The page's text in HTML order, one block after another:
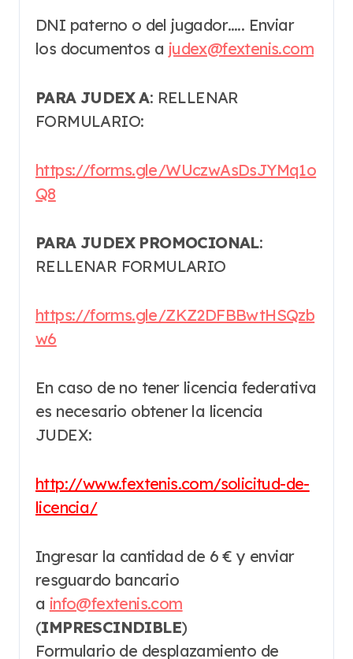
DNI paterno o del jugador….. Enviar
los documentos a judex@fextenis.com
PARA JUDEX A: RELLENAR
FORMULARIO:
https://forms.gle/WUczwAsDsJYMq1o
Q8
PARA JUDEX PROMOCIONAL:
RELLENAR FORMULARIO
https://forms.gle/ZKZ2DFBBwtHSQzb
w6
En caso de no tener licencia federativa
es necesario obtener la licencia
JUDEX:
http://www.fextenis.com/solicitud-de-
licencia/
Ingresar la cantidad de 6 € y enviar
resguardo bancario
a info@fextenis.com
(IMPRESCINDIBLE)
Formulario de desplazamiento de